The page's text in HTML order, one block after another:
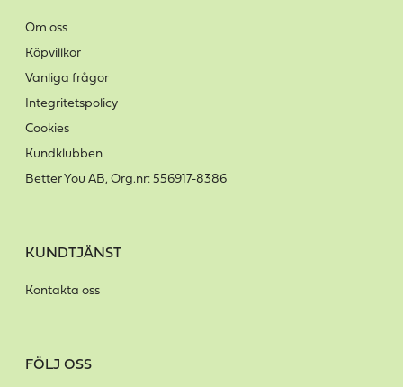
Om oss
Köpvillkor
Vanliga frågor
Integritetspolicy
Cookies
Kundklubben
Better You AB, Org.nr: 556917-8386
KUNDTJÄNST
Kontakta oss
FÖLJ OSS